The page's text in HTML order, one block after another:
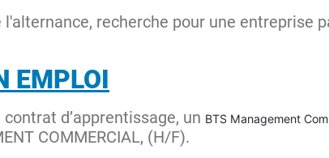
l'alternance, recherche pour une entreprise
EMPLOI
d’apprentissage, un BTS Management
COMMERCIAL, (H/F).